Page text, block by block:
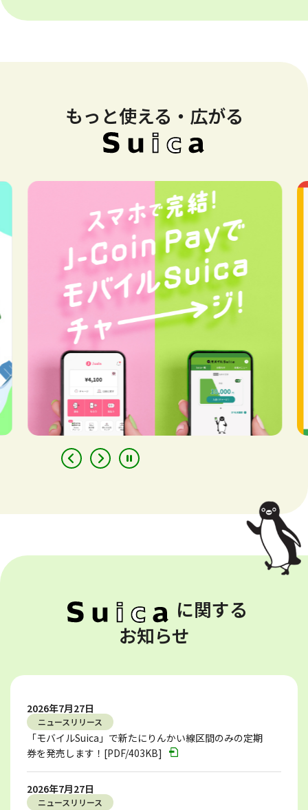
もっと使える・広がる
に関する
お知らせ
2026年7月27日
ニュースリリース
「モバイルSuica」で新たにりんかい線区間のみの定期
券を発売します！[PDF/403KB]
2026年7月27日
ニュースリリース